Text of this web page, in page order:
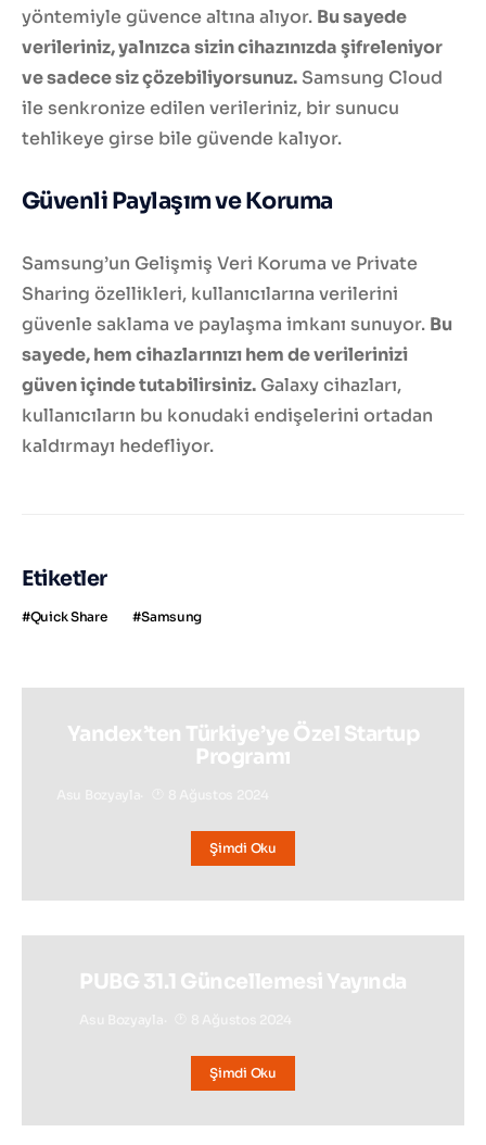
yöntemiyle güvence altına alıyor. Bu sayede
verileriniz, yalnızca sizin cihazınızda şifreleniyor
ve sadece siz çözebiliyorsunuz. Samsung Cloud
ile senkronize edilen verileriniz, bir sunucu
tehlikeye girse bile güvende kalıyor.
Güvenli Paylaşım ve Koruma
Samsung’un Gelişmiş Veri Koruma ve Private
Sharing özellikleri, kullanıcılarına verilerini
güvenle saklama ve paylaşma imkanı sunuyor. Bu
sayede, hem cihazlarınızı hem de verilerinizi
güven içinde tutabilirsiniz. Galaxy cihazları,
kullanıcıların bu konudaki endişelerini ortadan
kaldırmayı hedefliyor.
Etiketler
Quick Share Samsung
Yandex’ten Türkiye’ye Özel Startup
Programı
Şimdi Oku
PUBG 31.1 Güncellemesi Yayında
Şimdi Oku